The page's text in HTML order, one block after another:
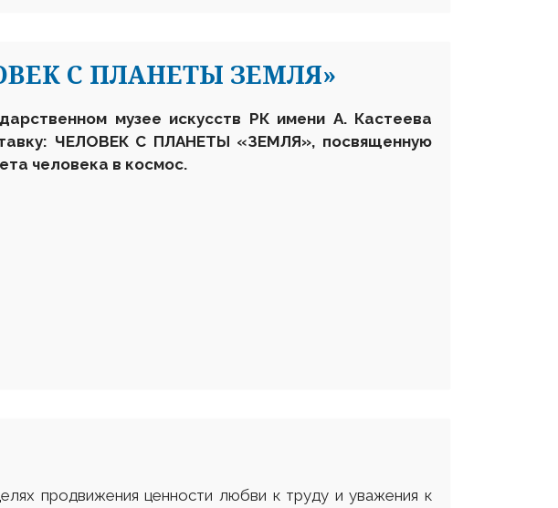
С ПЛАНЕТЫ ЗЕМЛЯ»
музее искусств РК имени А. Кастеева
ЧЕЛОВЕК С ПЛАНЕТЫ «ЗЕМЛЯ», посвященную
человека в космос.
продвижения ценности любви к труду и уважения к